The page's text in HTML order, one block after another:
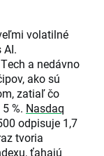
volatilné
AI.
a nedávno
ako sú
zatiaľ čo
%. Nasdaq
odpisuje 1,7
tvoria
ťahajú